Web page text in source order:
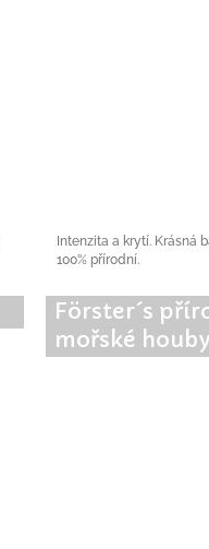
Intenzita a krytí. Krásná
100% přírodní.
Förster´s
mořské houby